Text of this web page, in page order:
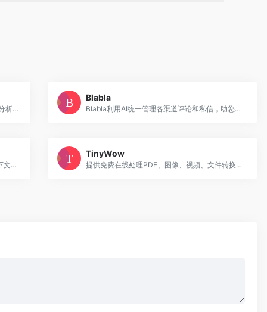
全球领先的 AI 内容检测平台，提供写作质量分析、抄袭检测等功能，广泛服务于教育、出版、企业合规等场景。
Blabla
Blabla利用AI统一管理各渠道评论和私信，助您高效响应并获客。
AI 驱动编辑器，以自然语言编程、多文件上下文感知等功能，将开发者从低效劳动中解放，成为效率利器，。
TinyWow
提供免费在线处理PDF、图像、视频、文件转换以及文本生成等综合性AI平台。